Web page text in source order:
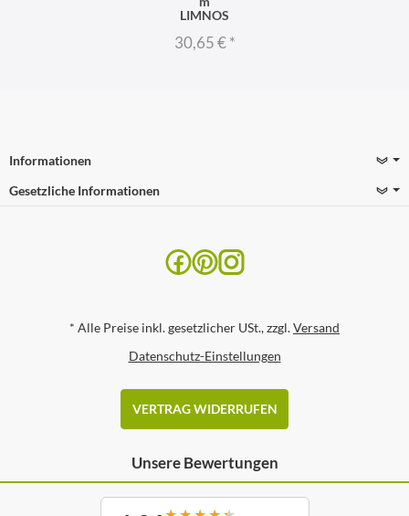
LIMNOS
30,65 €*
Informationen
Gesetzliche Informationen
* Alle Preise inkl. gesetzlicher USt., zzgl.Versand
Datenschutz-Einstellungen
VERTRAG WIDERRUFEN
Unsere Bewertungen